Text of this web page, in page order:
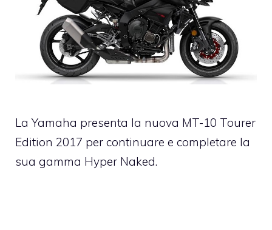
La Yamaha presenta la nuova MT-10 Tourer
Edition 2017 per continuare e completare la
sua gamma Hyper Naked.